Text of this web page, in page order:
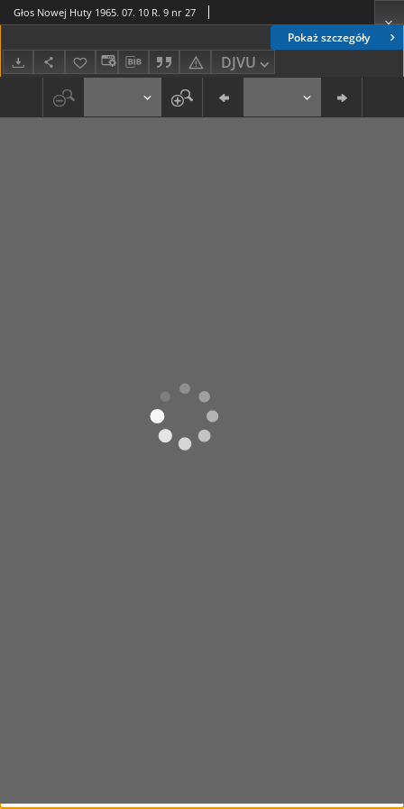
Pokaż szczegóły
DJVU
Głos Nowej Huty 1965. 07. 10 R. 9 nr 27